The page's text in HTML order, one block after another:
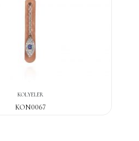
KOLYELER
KON0067